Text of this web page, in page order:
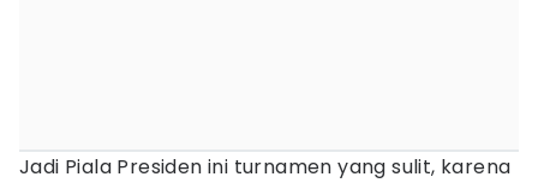
Jadi Piala Presiden ini turnamen yang sulit, karena